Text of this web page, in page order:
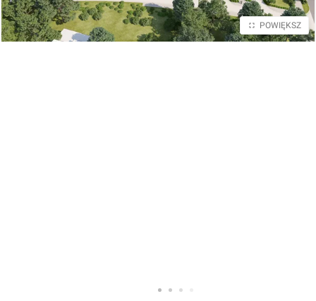
POWIĘKSZ